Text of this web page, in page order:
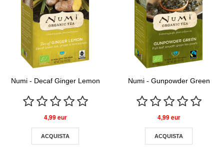
Numi - Decaf Ginger Lemon
4,99 eur
ACQUISTA
Numi - Gunpowder Green
4,99 eur
ACQUISTA